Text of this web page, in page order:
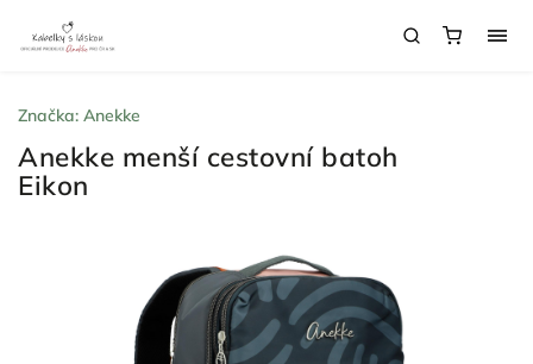
Anekke menší cestovní batoh
Eikon
Značka: Anekke